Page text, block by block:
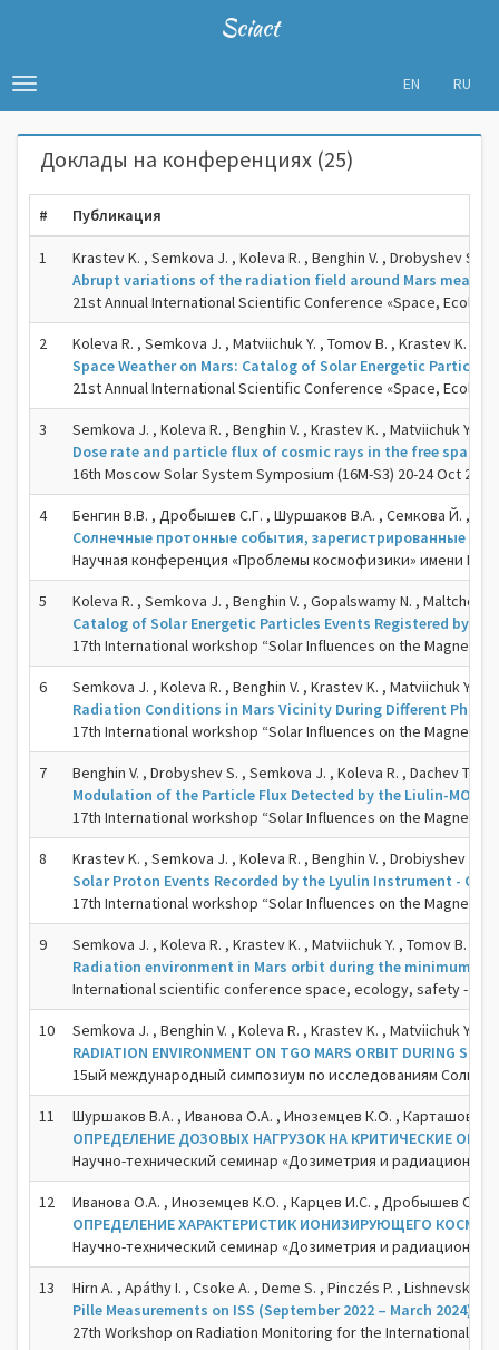
Sciact
Toggle
navigation
EN RU
Доклады на конференциях (25)
# Публикация
1
Krastev K. , Semkova J. , Koleva R. , Benghin V. , Drobyshev S.
Abrupt variations of the radiation field around Mars
21st Annual International Scientific Conference «Space,
2
Koleva R. , Semkova J. , Matviichuk Y. , Tomov B. , Krastev K. ,
Space Weather on Mars: Catalog of Solar Energetic
21st Annual International Scientific Conference «Space,
3
Semkova J. , Koleva R. , Benghin V. , Krastev K. , Matviichuk Y. ,
Dose rate and particle flux of cosmic rays in the free space
16th Moscow Solar System Symposium (16M-S3) 20-24 Oct 2025
4
Бенгин В.В. , Дробышев С.Г. , Шуршаков В.А. , Семкова Й. ,
Солнечные протонные события, зарегистрированные
Научная конференция «Проблемы космофизики» имени М.
5
Koleva R. , Semkova J. , Benghin V. , Gopalswamy N. , Maltchev
Catalog of Solar Energetic Particles Events Registered by
17th International workshop “Solar Influences on the
6
Semkova J. , Koleva R. , Benghin V. , Krastev K. , Matviichuk Y. ,
Radiation Conditions in Mars Vicinity During Different
17th International workshop “Solar Influences on the
7
Benghin V. , Drobyshev S. , Semkova J. , Koleva R. , Dachev T. ,
Modulation of the Particle Flux Detected by the Liulin-MO
17th International workshop “Solar Influences on the
8
Krastev K. , Semkova J. , Koleva R. , Benghin V. , Drobiyshev S.
Solar Proton Events Recorded by the Lyulin Instrument -
17th International workshop “Solar Influences on the
9
Semkova J. , Koleva R. , Krastev K. , Matviichuk Y. , Tomov B. ,
Radiation environment in Mars orbit during the minimum of
International scientific conference space, ecology, safety - SES
10
Semkova J. , Benghin V. , Koleva R. , Krastev K. , Matviichuk Y. ,
RADIATION ENVIRONMENT ON TGO MARS ORBIT DURING
15ый международный симпозиум по исследованиям
11
Шуршаков В.А. , Иванова О.А. , Иноземцев К.О. , Карташов
ОПРЕДЕЛЕНИЕ ДОЗОВЫХ НАГРУЗОК НА КРИТИЧЕСКИЕ
Научно-технический семинар «Дозиметрия и
12
Иванова О.А. , Иноземцев К.О. , Карцев И.С. , Дробышев С.Г. ,
ОПРЕДЕЛЕНИЕ ХАРАКТЕРИСТИК ИОНИЗИРУЮЩЕГО
Научно-технический семинар «Дозиметрия и
13
Hirn A. , Apáthy I. , Csoke A. , Deme S. , Pinczés P. , Lishnevskii
Pille Measurements on ISS (September 2022 – March 2024)
27th Workshop on Radiation Monitoring for the International